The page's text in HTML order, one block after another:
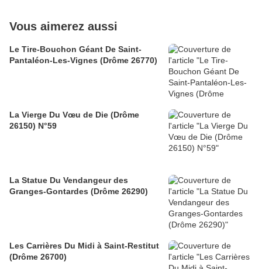
Vous aimerez aussi
Le Tire-Bouchon Géant De Saint-
Pantaléon-Les-Vignes (Drôme 26770)
La Vierge Du Vœu de Die (Drôme
26150) N°59
La Statue Du Vendangeur des
Granges-Gontardes (Drôme 26290)
Les Carrières Du Midi à Saint-Restitut
(Drôme 26700)